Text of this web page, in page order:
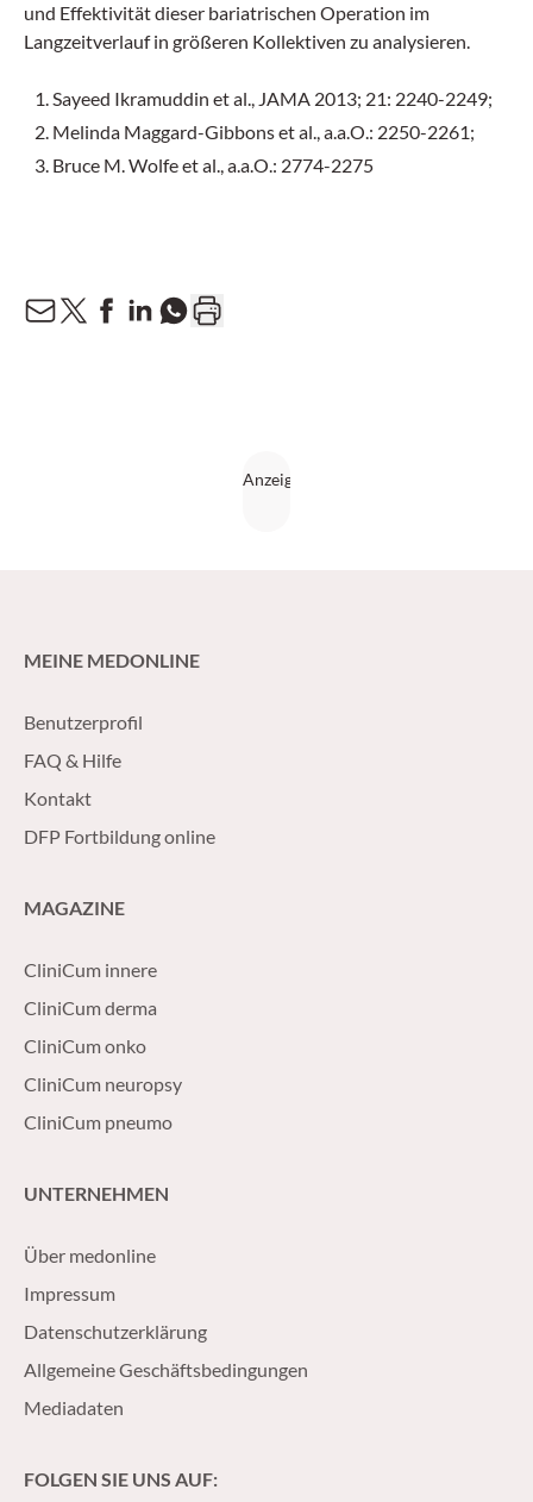
und Effektivität dieser bariatrischen Operation im
Langzeitverlauf in größeren Kollektiven zu analysieren.
Sayeed Ikramuddin et al., JAMA 2013; 21: 2240-2249;
Melinda Maggard-Gibbons et al., a.a.O.: 2250-2261;
Bruce M. Wolfe et al., a.a.O.: 2774-2275
MEINE MEDONLINE
Benutzerprofil
FAQ & Hilfe
Kontakt
DFP Fortbildung online
MAGAZINE
CliniCum innere
CliniCum derma
CliniCum onko
CliniCum neuropsy
CliniCum pneumo
UNTERNEHMEN
Über medonline
Impressum
Datenschutzerklärung
Allgemeine Geschäftsbedingungen
Mediadaten
FOLGEN SIE UNS AUF: